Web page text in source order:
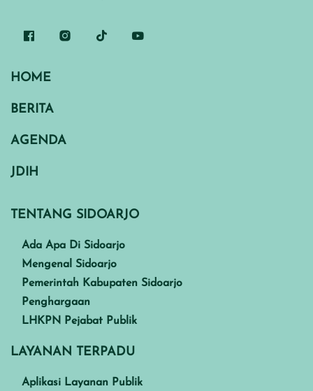
HOME
BERITA
AGENDA
JDIH
TENTANG SIDOARJO
Ada Apa Di Sidoarjo
Mengenal Sidoarjo
Pemerintah Kabupaten Sidoarjo
Penghargaan
LHKPN Pejabat Publik
LAYANAN TERPADU
Aplikasi Layanan Publik